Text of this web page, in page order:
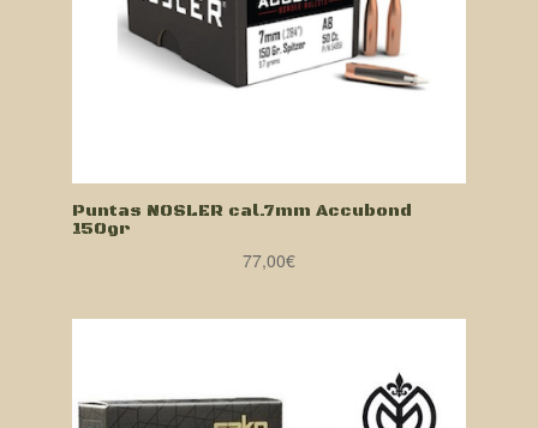
Puntas NOSLER cal.7mm Accubond
150gr
77,00€